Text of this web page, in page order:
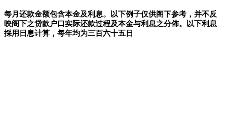
每月还款金额包含本金及利息。以下例子仅供阁下参考，并不反
映阁下之贷款户口实际还款过程及本金与利息之分佈。以下利息
採用日息计算，每年均为三百六十五日